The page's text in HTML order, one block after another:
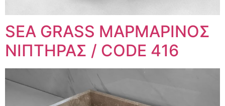
SEA GRASS ΜΑΡΜΑΡΙΝΟΣ
ΝΙΠΤΗΡΑΣ / CODE 416